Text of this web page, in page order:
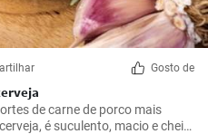
Gosto de
de carne de porco mais
é suculento, macio e cheio